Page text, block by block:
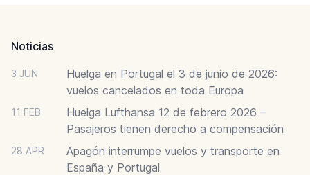
Noticias
3 JUN
Huelga en Portugal el 3 de junio de 2026:
vuelos cancelados en toda Europa
11 FEB
Huelga Lufthansa 12 de febrero 2026 –
Pasajeros tienen derecho a compensación
28 APR
Apagón interrumpe vuelos y transporte en
España y Portugal